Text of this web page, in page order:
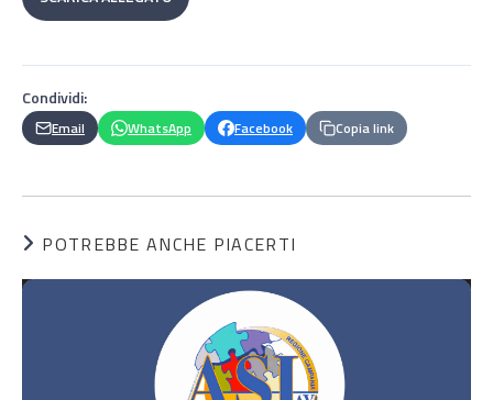
Condividi:
Email WhatsApp Facebook Copia link
POTREBBE ANCHE PIACERTI